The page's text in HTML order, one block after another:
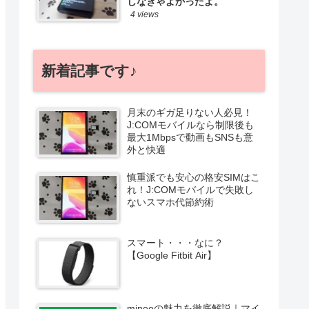
4 views
新着記事です♪
月末のギガ足りない人必見！
J:COMモバイルなら制限後も
最大1Mbpsで動画もSNSも意
外と快適
慎重派でも安心の格安SIMはこ
れ！J:COMモバイルで失敗し
ないスマホ代節約術
スマート・・・なに？
【Google Fitbit Air】